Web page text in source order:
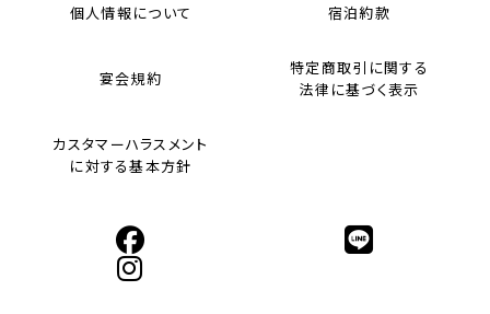
個人情報について 宿泊約款
宴会規約
特定商取引に関する
法律に基づく表示
カスタマーハラスメント
に対する基本方針